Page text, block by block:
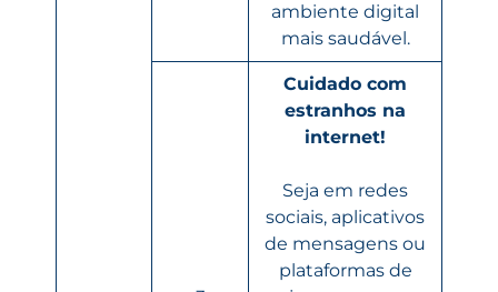
ambiente digital
mais saudável.
Cuidado com
estranhos na
internet!
Seja em redes
sociais, aplicativos
de mensagens ou
plataformas de